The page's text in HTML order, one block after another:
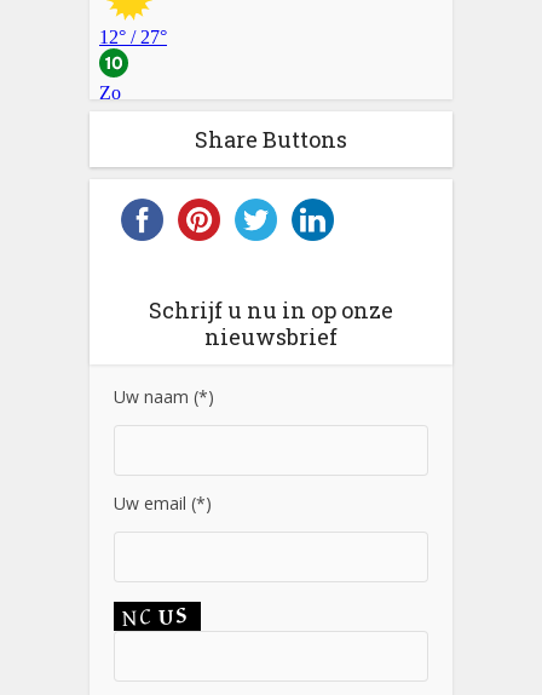
Share Buttons
Schrijf u nu in op onze
nieuwsbrief
Uw naam (*)
Uw email (*)